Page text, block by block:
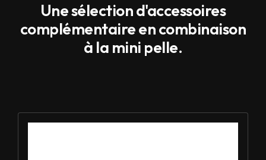
Une sélection d'accessoires
complémentaire en combinaison
à la mini pelle.
Louer Remorque porte-engin 3.5t - ECIM 2AF350